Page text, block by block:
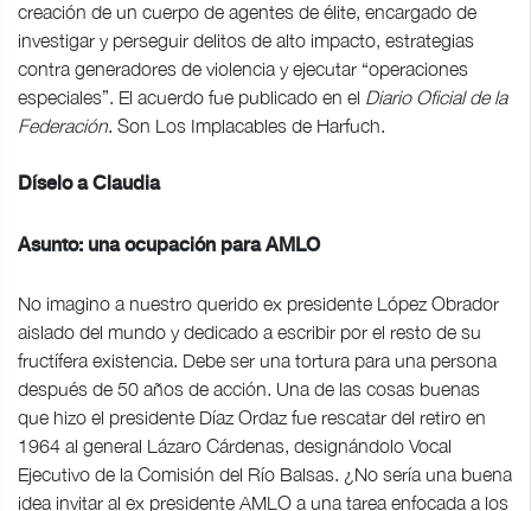
creación de un cuerpo de agentes de élite, encargado de
investigar y perseguir delitos de alto impacto, estrategias
contra generadores de violencia y ejecutar “operaciones
especiales”. El acuerdo fue publicado en el Diario Oficial de la
Federación. Son Los Implacables de Harfuch.
Díselo a Claudia
Asunto: una ocupación para AMLO
No imagino a nuestro querido ex presidente López Obrador
aislado del mundo y dedicado a escribir por el resto de su
fructífera existencia. Debe ser una tortura para una persona
después de 50 años de acción. Una de las cosas buenas
que hizo el presidente Díaz Ordaz fue rescatar del retiro en
1964 al general Lázaro Cárdenas, designándolo Vocal
Ejecutivo de la Comisión del Río Balsas. ¿No sería una buena
idea invitar al ex presidente AMLO a una tarea enfocada a los